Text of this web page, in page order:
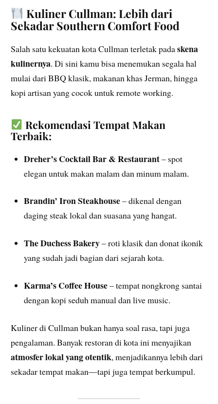
Kuliner Cullman: Lebih dari
Sekadar Southern Comfort Food
Salah satu kekuatan kota Cullman terletak padaskena
kulinernya. Di sini kamu bisa menemukan segala hal
mulai dari BBQ klasik, makanan khas Jerman, hingga
kopi artisan yang cocok untuk remote working.
Rekomendasi Tempat Makan
Terbaik:
Dreher’s Cocktail Bar & Restaurant– spot
elegan untuk makan malam dan minum malam.
Brandin’ Iron Steakhouse– dikenal dengan
daging steak lokal dan suasana yang hangat.
The Duchess Bakery– roti klasik dan donat ikonik
yang sudah jadi bagian dari sejarah kota.
Karma’s Coffee House– tempat nongkrong santai
dengan kopi seduh manual dan live music.
Kuliner di Cullman bukan hanya soal rasa, tapi juga
pengalaman. Banyak restoran di kota ini menyajikan
atmosfer lokal yang otentik, menjadikannya lebih dari
sekadar tempat makan—tapi juga tempat berkumpul.